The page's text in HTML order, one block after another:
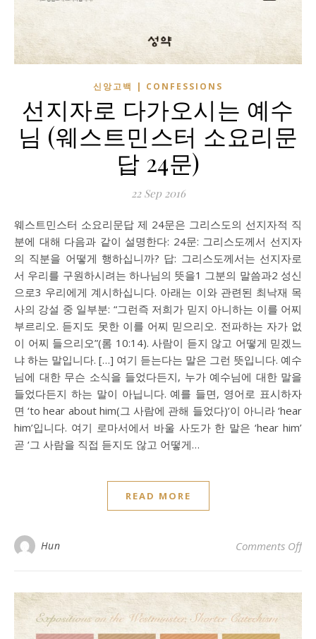
신앙고백 | CONFESSIONS
선지자로 다가오시는 예수
님 (웨스트민스터 소요리문
답 24문)
22 Sep 2016
웨스트민스터 소요리문답 제 24문은 그리스도의 선지자적 직
분에 대해 다음과 같이 설명한다: 24문: 그리스도께서 선지자
의 직분을 어떻게 행하십니까? 답: 그리스도께서는 선지자로
서 우리를 구원하시려는 하나님의 뜻을1 그분의 말씀과2 성신
으로3 우리에게 계시하십니다. 아래는 이와 관련된 최낙재 목
사의 강설 중 일부분: “그런즉 저희가 믿지 아니하는 이를 어찌
부르리오. 듣지도 못한 이를 어찌 믿으리오. 전파하는 자가 없
이 어찌 들으리오”(롬 10:14). 사람이 듣지 않고 어떻게 믿겠느
냐 하는 말입니다. […] 여기 듣는다는 말은 그런 뜻입니다. 예수
님에 대한 무슨 소식을 들었다든지, 누가 예수님에 대한 말을
들었다든지 하는 말이 아닙니다. 예를 들면, 영어로 표시하자
면 ‘to hear about him(그 사람에 관해 들었다)’이 아니라 ‘hear
him’입니다. 여기 로마서에서 바울 사도가 한 말은 ‘hear him’
곧 ‘그 사람을 직접 듣지도 않고 어떻게…
READ MORE
Hun Comments Offon